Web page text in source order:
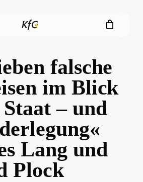
falsche
im Blick
– und
Lang und
Plock